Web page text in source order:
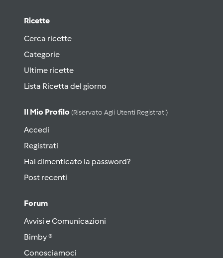
Ricette
Cerca ricette
Categorie
Ultime ricette
Lista Ricetta del giorno
Il Mio Profilo (riservato Agli Utenti Registrati)
Accedi
Registrati
Hai dimenticato la password?
Post recenti
Forum
Avvisi e Comunicazioni
Bimby ®
Conosciamoci